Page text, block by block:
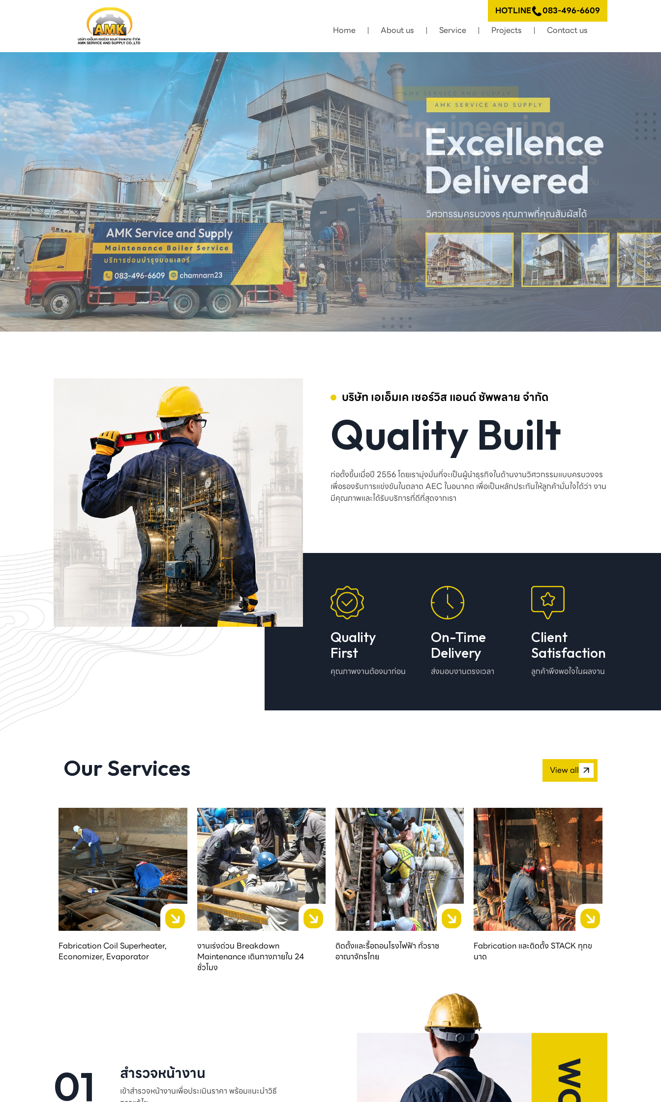
HOTLINE
083-496-6609
Home
About us Service Projects Contact us
บริษัท เอเอ็มเค เซอร์วิส แอนด์ ซัพพลาย จำกัด
Quality Built
ก่อตั้งขึ้นเมื่อปี 2556 โดยเรามุ่งมั่นที่จะเป็นผู้นำธุรกิจในด้านงานวิศวกรรมแบบครบวงจร
เพื่อรองรับการแข่งขันในตลาด AEC ในอนาคต เพื่อเป็นหลักประกันให้ลูกค้ามั่นใจได้ว่า งาน
มีคุณภาพและได้รับบริการที่ดีที่สุดจากเรา
Quality
First
คุณภาพงานต้องมาก่อน
On-Time
Delivery
ส่งมอบงานตรงเวลา
Client
Satisfaction
ลูกค้าพึงพอใจในผลงาน
Our Services View all
Fabrication Coil Superheater,
Economizer, Evaporator
งานเร่งด่วน Breakdown
Maintenance เดินทางภายใน 24
ชั่วโมง
ติดตั้งและรื้อถอนโรงไฟฟ้า ทั่วราช
อาณาจักรไทย
Fabrication และติดตั้ง STACK ทุกข
นาด
01 สำรวจหน้างาน
เข้าสำรวจหน้างานเพื่อประเมินราคา พร้อมแนะนำวิธี